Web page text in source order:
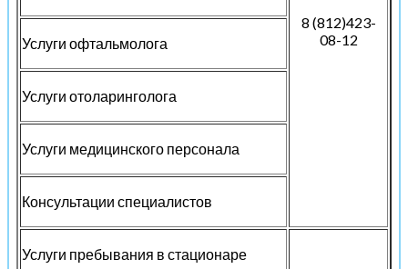
8 (812)423-
08-12
Услуги офтальмолога
Услуги отоларинголога
Услуги медицинского персонала
Консультации специалистов
Услуги пребывания в стационаре